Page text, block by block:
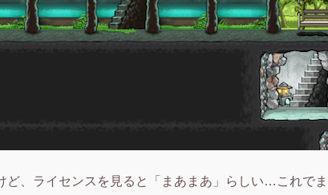
ど、ライセンスを見ると「まあまあ」らしい…これで